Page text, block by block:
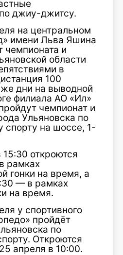
джиу-джитсу.
на центральном
имени Льва Яшина
чемпионата и
области
в
100
дни на выводной
филиала АО «Ил»
чемпионат и
Ульяновска по
спорту на шоссе, 1-
откроются
рамках
гонки на время, а
— в рамках
на время.
у спортивного
пройдёт
по
Откроются
апреля в 10:00.